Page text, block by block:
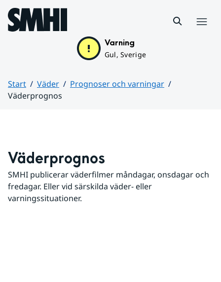
Hoppa till sidans innehåll
Varning
Gul, Sverige
Start Väder
Prognoser och varningar
Väderprognos
Väderprognos
SMHI publicerar väderfilmer måndagar, onsdagar och
fredagar. Eller vid särskilda väder- eller
varningssituationer.